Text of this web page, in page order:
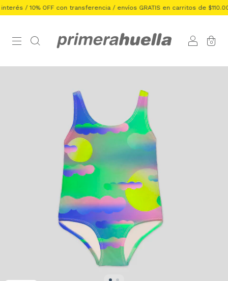
/ 10% OFF con transferencia / envíos GRATIS en carritos de $110.000
0